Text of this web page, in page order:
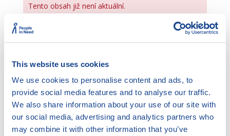
This website uses cookies
We use cookies to personalise content and ads, to
provide social media features and to analyse our traffic.
We also share information about your use of our site with
our social media, advertising and analytics partners who
may combine it with other information that you’ve
Tento obsah již není aktuální.
Stížnost pro porušení zákona je
pravomocnému rozhodnutí.
Stížnost pro porušení zákona může podatpouze
ministr spravedlnosti.
Stížnost pro porušení zákona je určena: